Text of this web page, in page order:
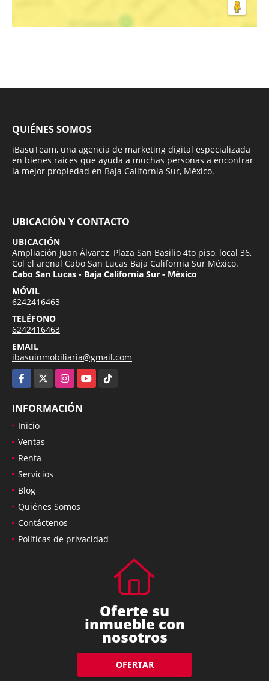
QUIÉNES SOMOS
iBasuTeam, una agencia de marketing digital especializada
en bienes raíces que ayuda a muchas personas a encontrar
la mejor propiedad en Baja California Sur, México.
UBICACIÓN Y CONTACTO
UBICACIÓN
Ampliación Juan Álvarez, Plaza San Basilio 4to piso, local 36,
Col el arenal Cabo San Lucas Baja California Sur México.
Cabo San Lucas - Baja California Sur - México
MÓVIL
6242416463
TELÉFONO
6242416463
EMAIL
ibasuinmobiliaria@gmail.com
Facebook
InstagramYouTubeTikTok
INFORMACIÓN
Inicio
Ventas
Renta
Servicios
Blog
Quiénes Somos
Contáctenos
Políticas de privacidad
Oferte su
inmueble con
nosotros
OFERTAR